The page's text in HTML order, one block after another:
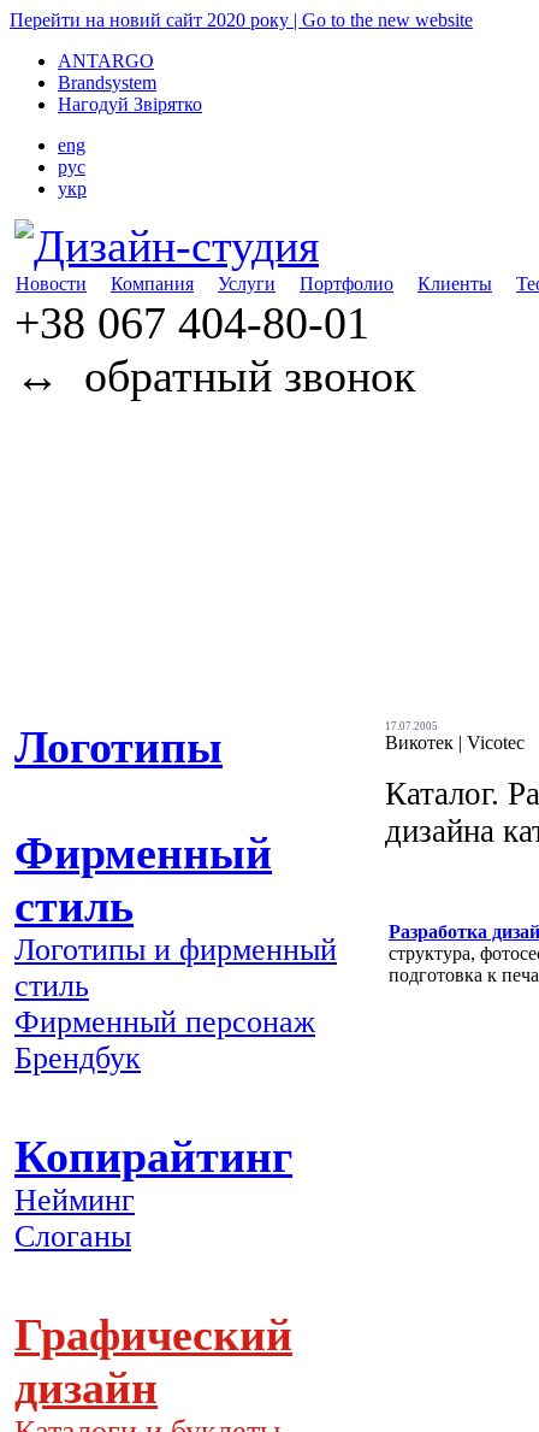
Перейти на новий сайт 2020 року | Go to the new website
ANTARGO
Brandsystem
Нагодуй Звірятко
eng
рус
укр
Новости Компания Услуги Портфолио Клиенты
+38 067 404-80-01
↔
обратный звонок
Логотипы
Фирменный
стиль
Логотипы и фирменный
стиль
Фирменный персонаж
Брендбук
Копирайтинг
Нейминг
Слоганы
Графический
дизайн
17.07.2005
Викотек | Vicotec
Каталог.
дизайна
Разработка
структура,
подготовка к